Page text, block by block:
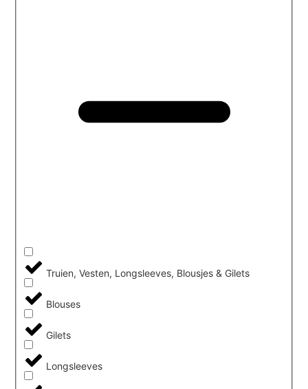
Truien, Vesten, Longsleeves, Blousjes & Gilets
Blouses
Gilets
Longsleeves